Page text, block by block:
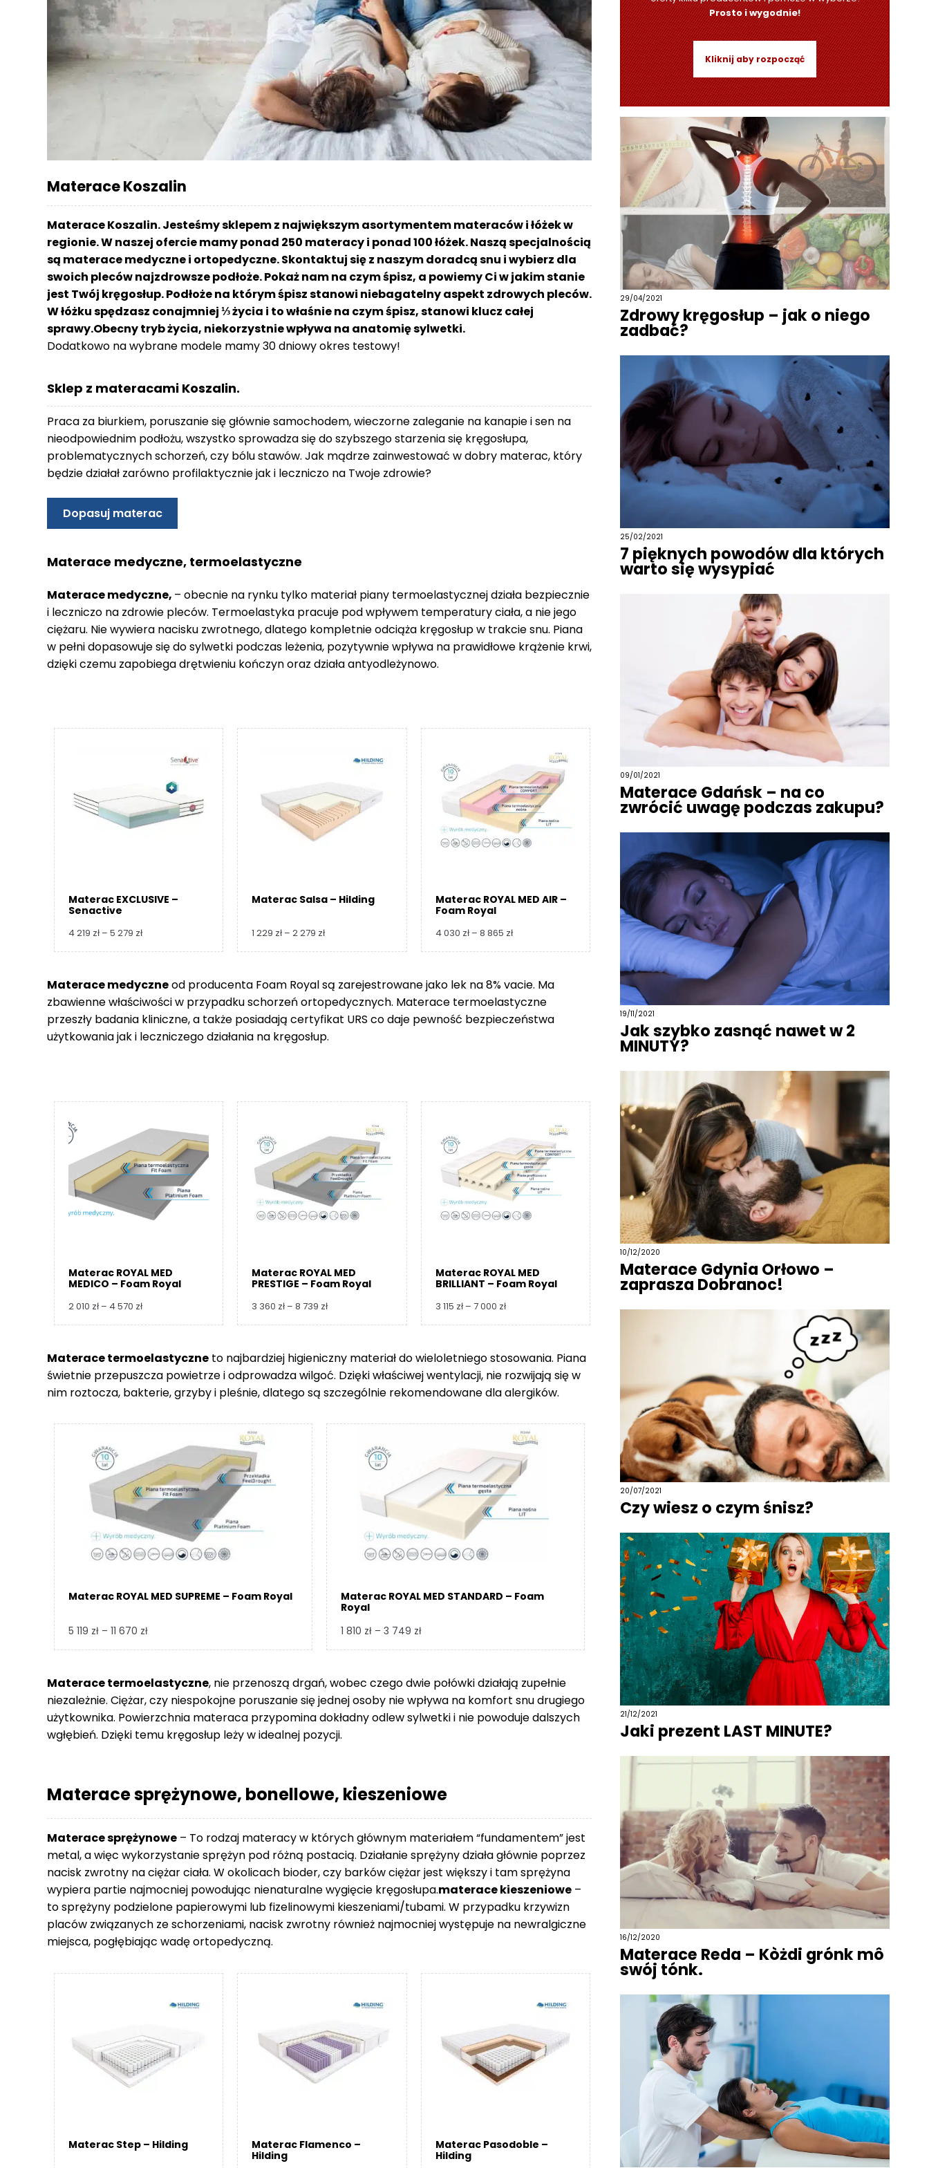
Materace Koszalin
Materace Koszalin. Jesteśmy sklepem z największym asortymentem materaców i łóżek w
regionie. W naszej ofercie mamy ponad 250 materacy i ponad 100 łóżek. Naszą specjalnością
są materace medyczne i ortopedyczne. Skontaktuj się z naszym doradcą snu i wybierz dla
swoich pleców najzdrowsze podłoże. Pokaż nam na czym śpisz, a powiemy Ci w jakim stanie
jest Twój kręgosłup. Podłoże na którym śpisz stanowi niebagatelny aspekt zdrowych pleców.
W łóżku spędzasz conajmniej ⅓ życia i to właśnie na czym śpisz, stanowi klucz całej
sprawy.Obecny tryb życia, niekorzystnie wpływa na anatomię sylwetki.
Dodatkowo na wybrane modele mamy 30 dniowy okres testowy!
Sklep z materacami Koszalin.
Praca za biurkiem, poruszanie się głównie samochodem, wieczorne zaleganie na kanapie i sen na
nieodpowiednim podłożu, wszystko sprowadza się do szybszego starzenia się kręgosłupa,
problematycznych schorzeń, czy bólu stawów. Jak mądrze zainwestować w dobry materac, który
będzie działał zarówno profilaktycznie jak i leczniczo na Twoje zdrowie?
Dopasuj materac
Materace medyczne, termoelastyczne
Materace medyczne, – obecnie na rynku tylko materiał piany termoelastycznej działa bezpiecznie
i leczniczo na zdrowie pleców. Termoelastyka pracuje pod wpływem temperatury ciała, a nie jego
ciężaru. Nie wywiera nacisku zwrotnego, dlatego kompletnie odciąża kręgosłup w trakcie snu. Piana
w pełni dopasowuje się do sylwetki podczas leżenia, pozytywnie wpływa na prawidłowe krążenie krwi,
dzięki czemu zapobiega drętwieniu kończyn oraz działa antyodleżynowo.
Materac EXCLUSIVE –
Senactive
4 219 zł – 5 279 złZakres
219 zł
do
5
279 zł
Materac Salsa – Hilding
1 229 zł – 2 279 złZakres
229 zł
do
2
Materac ROYAL MED AIR –
Foam Royal
4 030 zł – 8 865 złZakres
030 zł
do
8
Materace medyczneod producenta Foam Royal są zarejestrowane jako lek na 8% vacie. Ma
zbawienne właściwości w przypadku schorzeń ortopedycznych. Materace termoelastyczne
przeszły badania kliniczne, a także posiadają certyfikat URS co daje pewność bezpieczeństwa
użytkowania jak i leczniczego działania na kręgosłup.
Materac ROYAL MED
MEDICO – Foam Royal
2 010 zł – 4 570 złZakres
010 zł
do
4
Materac ROYAL MED
PRESTIGE – Foam Royal
3 360 zł – 8 739 złZakres
360 zł
do
8
Materac ROYAL MED
BRILLIANT – Foam Royal
3 115 zł – 7 000 złZakres
115 zł
do
7
000 zł
Materace termoelastyczneto najbardziej higieniczny materiał do wieloletniego stosowania. Piana
świetnie przepuszcza powietrze i odprowadza wilgoć. Dzięki właściwej wentylacji, nie rozwijają się w
nim roztocza, bakterie, grzyby i pleśnie, dlatego są szczególnie rekomendowane dla alergików.
Materac ROYAL MED SUPREME – Foam Royal
5 119 zł – 11 670 złZakres
5
119 zł
do
11
670 zł
Materac ROYAL MED STANDARD – Foam
Royal
1 810 zł – 3 749 złZakres
1
810 zł
do
3
Materace termoelastyczne, nie przenoszą drgań, wobec czego dwie połówki działają zupełnie
niezależnie. Ciężar, czy niespokojne poruszanie się jednej osoby nie wpływa na komfort snu drugiego
użytkownika. Powierzchnia materaca przypomina dokładny odlew sylwetki i nie powoduje dalszych
wgłębień. Dzięki temu kręgosłup leży w idealnej pozycji.
Materace sprężynowe, bonellowe, kieszeniowe
Materace sprężynowe– To rodzaj materacy w których głównym materiałem “fundamentem” jest
metal, a więc wykorzystanie sprężyn pod różną postacią. Działanie sprężyny działa głównie poprzez
nacisk zwrotny na ciężar ciała. W okolicach bioder, czy barków ciężar jest większy i tam sprężyna
wypiera partie najmocniej powodując nienaturalne wygięcie kręgosłupa.materace kieszeniowe–
to sprężyny podzielone papierowymi lub fizelinowymi kieszeniami/tubami. W przypadku krzywizn
placów związanych ze schorzeniami, nacisk zwrotny również najmocniej występuje na newralgiczne
miejsca, pogłębiając wadę ortopedyczną.
Materac Step – Hilding
Materac Flamenco –
Hilding
Materac Pasodoble –
Hilding
Prosto i wygodnie!
Kliknij aby rozpocząć
29/04/2021
Zdrowy kręgosłup – jak o niego
zadbać?
25/02/2021
7 pięknych powodów dla których
warto się wysypiać
09/01/2021
Materace Gdańsk – na co
zwrócić uwagę podczas zakupu?
19/11/2021
Jak szybko zasnąć nawet w 2
MINUTY?
10/12/2020
Materace Gdynia Orłowo –
zaprasza Dobranoc!
20/07/2021
Czy wiesz o czym śnisz?
21/12/2021
Jaki prezent LAST MINUTE?
16/12/2020
Materace Reda – Kòżdi grónk mô
swój tónk.